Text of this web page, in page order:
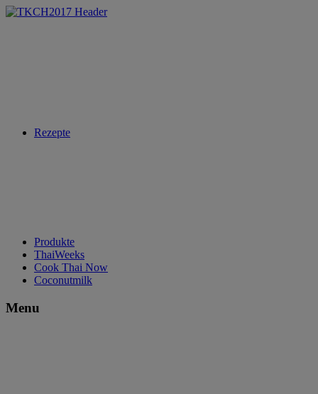
Rezepte
Produkte
ThaiWeeks
Cook Thai Now
Coconutmilk
Menu